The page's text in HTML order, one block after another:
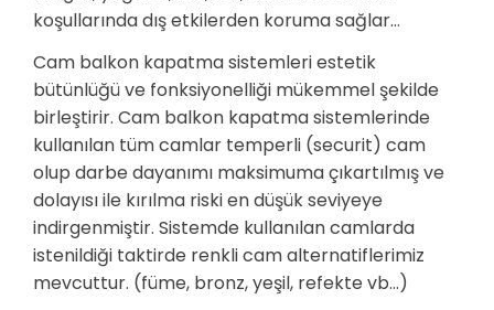
koşullarında dış etkilerden koruma sağlar…
Cam balkon kapatma sistemleri estetik
bütünlüğü ve fonksiyonelliği mükemmel şekilde
birleştirir. Cam balkon kapatma sistemlerinde
kullanılan tüm camlar temperli (securit) cam
olup darbe dayanımı maksimuma çıkartılmış ve
dolayısı ile kırılma riski en düşük seviyeye
indirgenmiştir. Sistemde kullanılan camlarda
istenildiği taktirde renkli cam alternatiflerimiz
mevcuttur. (füme, bronz, yeşil, refekte vb…)